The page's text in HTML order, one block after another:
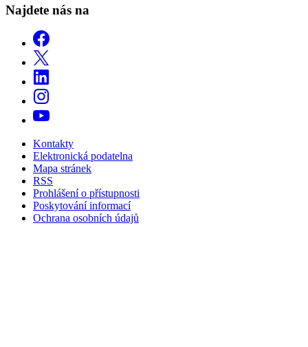
Najdete nás na
Kontakty
Elektronická podatelna
Mapa stránek
RSS
Prohlášení o přístupnosti
Poskytování informací
Ochrana osobních údajů